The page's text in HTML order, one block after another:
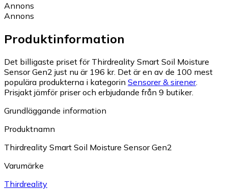
Annons
Annons
Produktinformation
Det billigaste priset för Thirdreality Smart Soil Moisture
Sensor Gen2 just nu är 196 kr. Det är en av de 100 mest
populära produkterna i kategorin Sensorer & sirener.
Prisjakt jämför priser och erbjudande från 9 butiker.
Grundläggande information
Produktnamn
Thirdreality Smart Soil Moisture Sensor Gen2
Varumärke
Thirdreality